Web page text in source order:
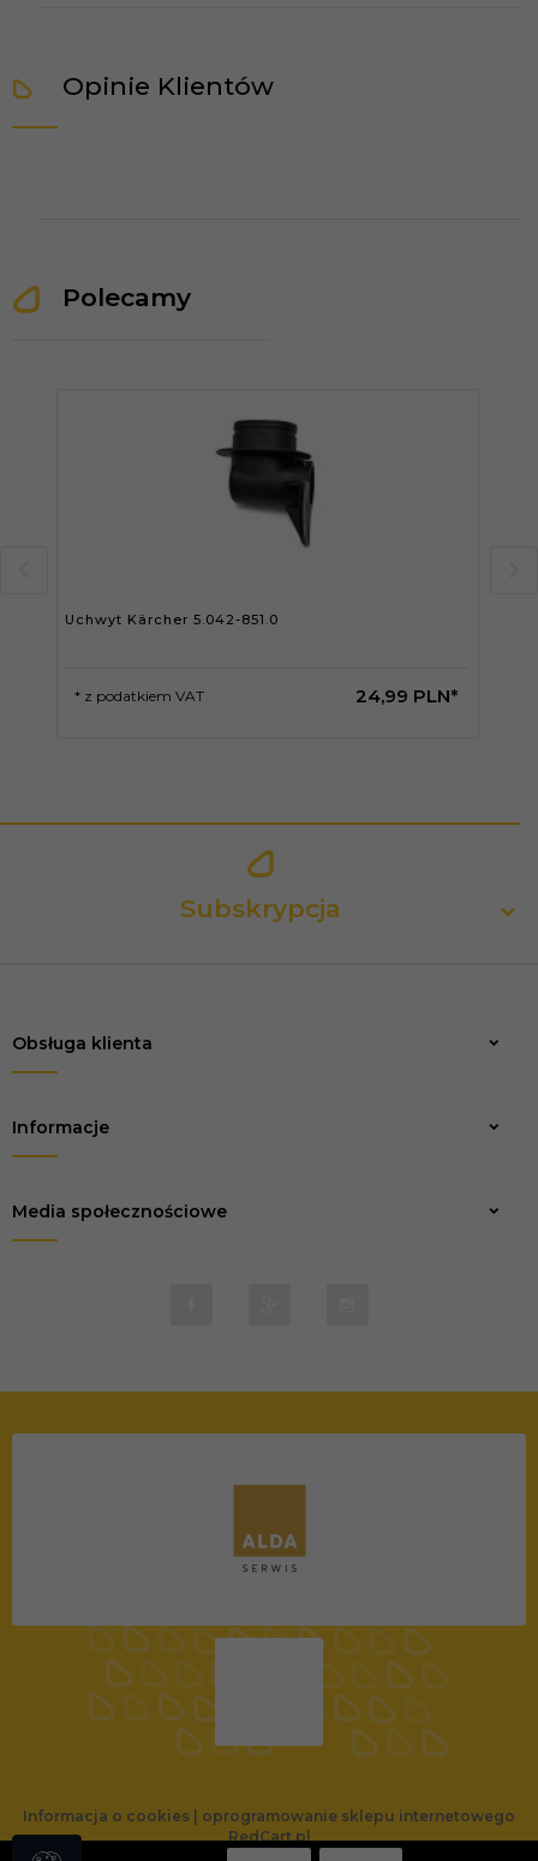
Opinie Klientów
Polecamy
Uchwyt Kärcher 5.042-851.0
24,99 PLN*
* z podatkiem VAT
Subskrypcja
Obsługa klienta
Informacje
Media społecznościowe
Informacja o cookies
oprogramowanie sklepu internetowego
RedCart.pl